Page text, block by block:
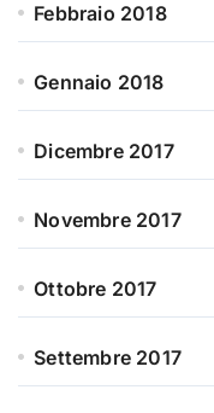
Febbraio 2018
Gennaio 2018
Dicembre 2017
Novembre 2017
Ottobre 2017
Settembre 2017